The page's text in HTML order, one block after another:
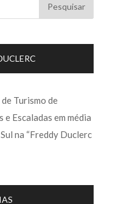
Turismo de
Escaladas em média
na “Freddy Duclerc